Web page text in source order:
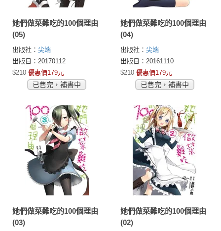
她們做菜難吃的100個理由
(05)
出版社： 尖端
出版日：20170112
$210 優惠價179元
已售完，補書中
她們做菜難吃的100個理由
(04)
出版社： 尖端
出版日：20161110
$210 優惠價179元
已售完，補書中
她們做菜難吃的100個理由
(03)
她們做菜難吃的100個理由
(02)